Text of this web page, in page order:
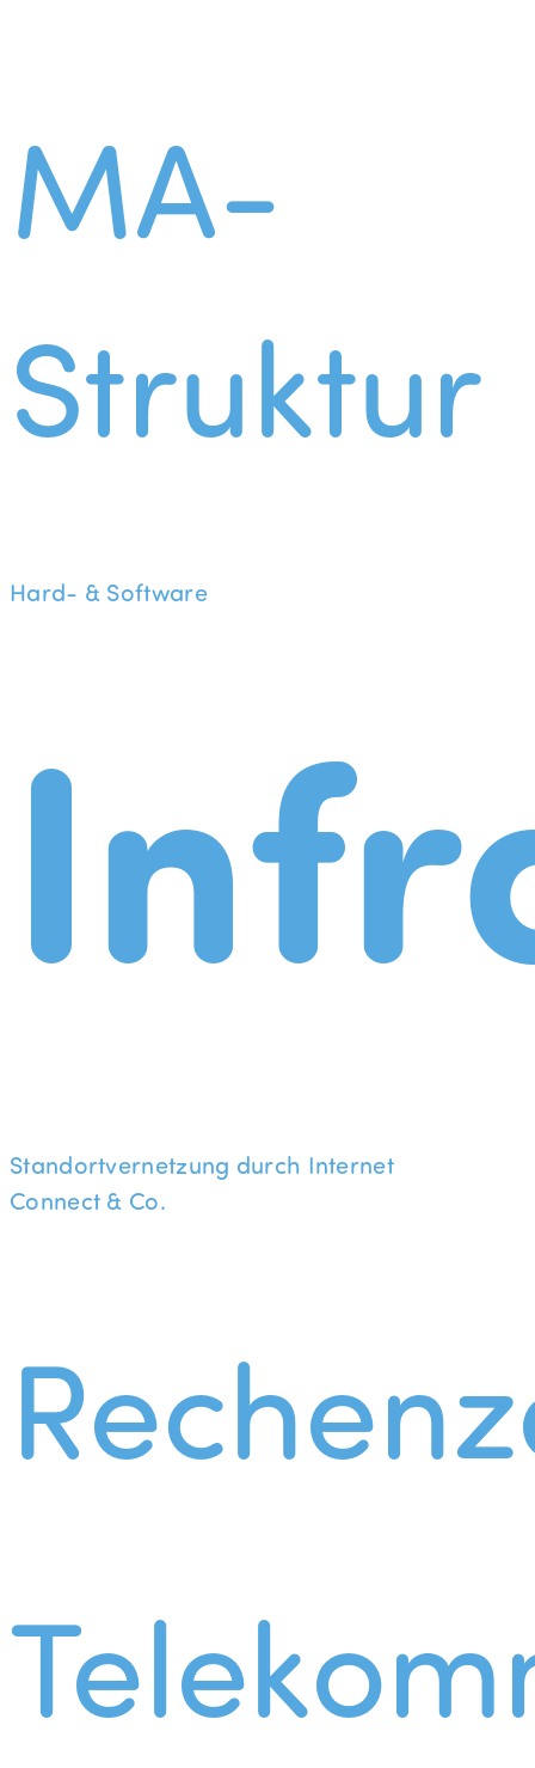
MA-
Struktur
Hard- & Software
Standortvernetzung durch Internet
Connect & Co.